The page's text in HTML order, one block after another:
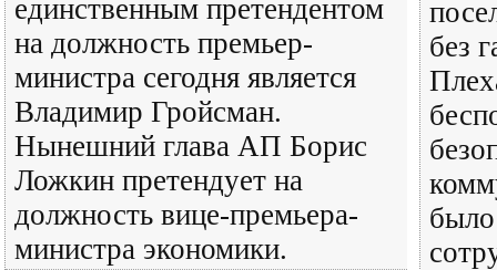
единственным претендентом
на должность премьер-
министра сегодня является
Владимир Гройсман.
Нынешний глава АП Борис
Ложкин претендует на
должность вице-премьера-
министра экономики.
без